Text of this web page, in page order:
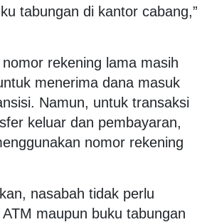
tabungan di kantor cabang,”
rekening lama masih
menerima dana masuk
Namun, untuk transaksi
keluar dan pembayaran,
nomor rekening
nasabah tidak perlu
maupun buku tabungan